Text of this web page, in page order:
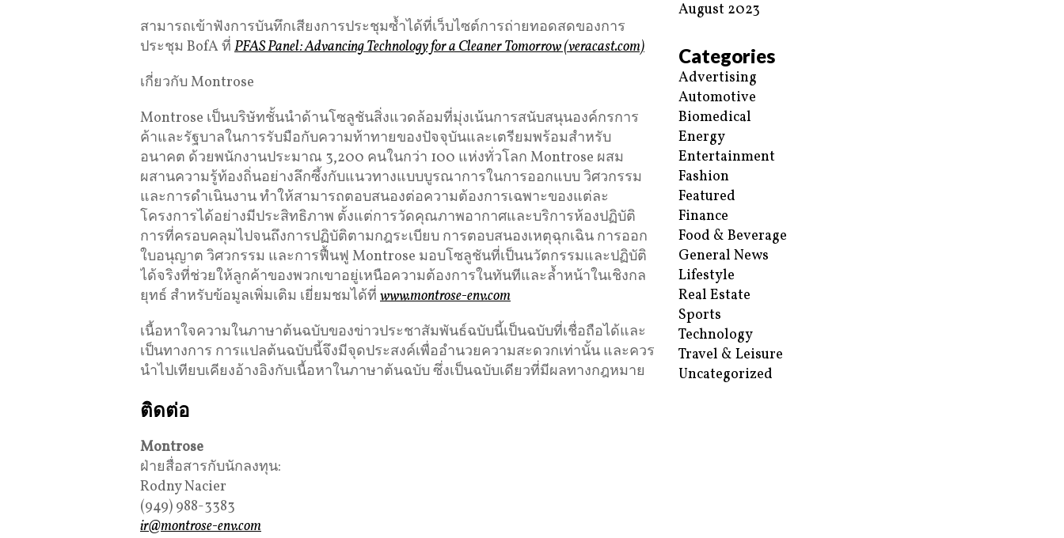
สามารถเข้าฟังการบันทึกเสียงการประชุมซ้ำได้ที่เว็บไซต์การถ่ายทอดสดของการ
ประชุม BofA ที่ PFAS Panel: Advancing Technology for a Cleaner Tomorrow (veracast.com)
เกี่ยวกับ Montrose
Montrose เป็นบริษัทชั้นนำด้านโซลูชันสิ่งแวดล้อมที่มุ่งเน้นการสนับสนุนองค์กรการ
ค้าและรัฐบาลในการรับมือกับความท้าทายของปัจจุบันและเตรียมพร้อมสำหรับ
อนาคต ด้วยพนักงานประมาณ 3,200 คนในกว่า 100 แห่งทั่วโลก Montrose ผสม
ผสานความรู้ท้องถิ่นอย่างลึกซึ้งกับแนวทางแบบบูรณาการในการออกแบบ วิศวกรรม
และการดำเนินงาน ทำให้สามารถตอบสนองต่อความต้องการเฉพาะของแต่ละ
โครงการได้อย่างมีประสิทธิภาพ ตั้งแต่การวัดคุณภาพอากาศและบริการห้องปฏิบัติ
การที่ครอบคลุมไปจนถึงการปฏิบัติตามกฎระเบียบ การตอบสนองเหตุฉุกเฉิน การออก
ใบอนุญาต วิศวกรรม และการฟื้นฟู Montrose มอบโซลูชันที่เป็นนวัตกรรมและปฏิบัติ
ได้จริงที่ช่วยให้ลูกค้าของพวกเขาอยู่เหนือความต้องการในทันทีและล้ำหน้าในเชิงกล
ยุทธ์ สำหรับข้อมูลเพิ่มเติม เยี่ยมชมได้ที่ www.montrose-env.com
เนื้อหาใจความในภาษาต้นฉบับของข่าวประชาสัมพันธ์ฉบับนี้เป็นฉบับที่เชื่อถือได้และ
เป็นทางการ การแปลต้นฉบับนี้จึงมีจุดประสงค์เพื่ออำนวยความสะดวกเท่านั้น และควร
นำไปเทียบเคียงอ้างอิงกับเนื้อหาในภาษาต้นฉบับ ซึ่งเป็นฉบับเดียวที่มีผลทางกฎหมาย
ติดต่อ
Montrose
ฝ่ายสื่อสารกับนักลงทุน:
Rodny Nacier
(949) 988-3383
ir@montrose-env.com
August 2023
Categories
Advertising
Automotive
Biomedical
Energy
Entertainment
Fashion
Featured
Finance
Food & Beverage
General News
Lifestyle
Real Estate
Sports
Technology
Travel & Leisure
Uncategorized